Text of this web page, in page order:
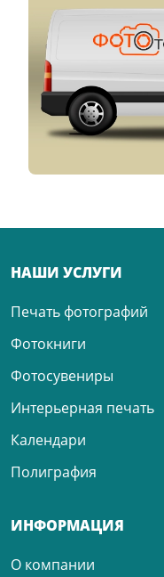
НАШИ УСЛУГИ
Печать фотографий
Фотокниги
Фотосувениры
Интерьерная печать
Календари
Полиграфия
ИНФОРМАЦИЯ
О компании